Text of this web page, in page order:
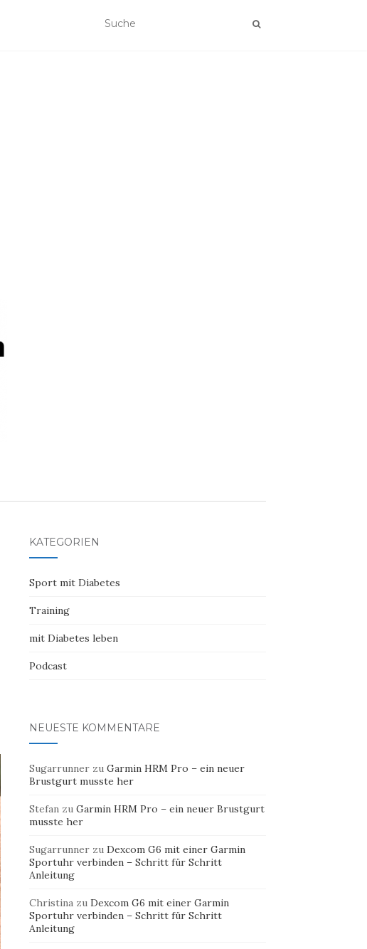
KATEGORIEN
Sport mit Diabetes
Training
mit Diabetes leben
Podcast
NEUESTE KOMMENTARE
Sugarrunnerzu Garmin HRM Pro – ein neuer
Brustgurt musste her
Stefanzu Garmin HRM Pro – ein neuer Brustgurt
musste her
Sugarrunnerzu Dexcom G6 mit einer Garmin
Sportuhr verbinden – Schritt für Schritt
Anleitung
Christinazu Dexcom G6 mit einer Garmin
Sportuhr verbinden – Schritt für Schritt
Anleitung